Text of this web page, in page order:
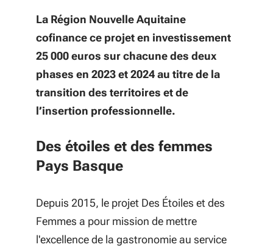
La Région Nouvelle Aquitaine
cofinance ce projet en investissement
25 000 euros sur chacune des deux
phases en 2023 et 2024 au titre de la
transition des territoires et de
l’insertion professionnelle.
Des étoiles et des femmes
Pays Basque
Depuis 2015, le projet Des Étoiles et des
Femmes a pour mission de mettre
l'excellence de la gastronomie au service